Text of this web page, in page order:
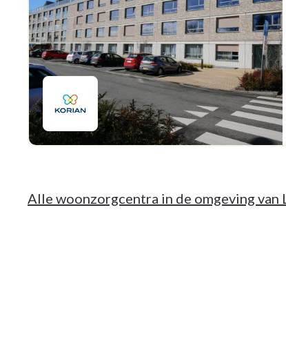
Alle woonzorgcentra in de omgeving van